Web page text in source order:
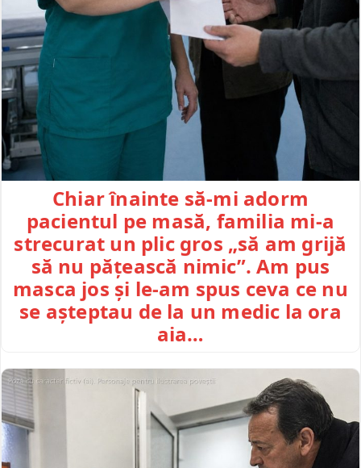
Chiar înainte să-mi adorm
pacientul pe masă, familia mi-a
strecurat un plic gros „să am grijă
să nu pățească nimic”. Am pus
masca jos și le-am spus ceva ce nu
se așteptau de la un medic la ora
aia…